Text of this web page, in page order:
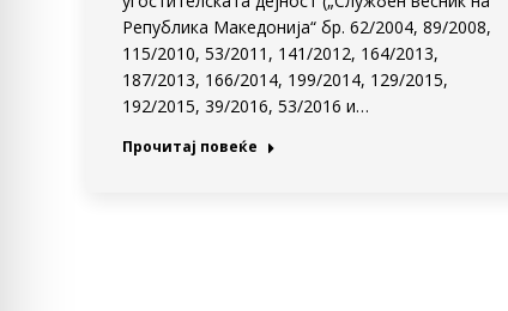
Република Македонија“ бр. 62/2004, 89/2008,
115/2010, 53/2011, 141/2012, 164/2013,
187/2013, 166/2014, 199/2014, 129/2015,
192/2015, 39/2016, 53/2016 и…
Прочитај повеќе